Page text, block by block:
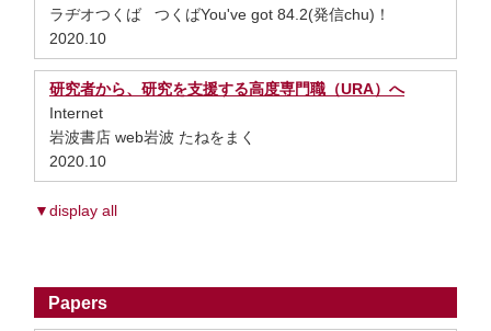
ラヂオつくば つくばYou've got 84.2(発信chu)！
2020.10
研究者から、研究を支援する高度専門職（URA）へ
Internet
岩波書店 web岩波 たねをまく
2020.10
▼display all
Papers